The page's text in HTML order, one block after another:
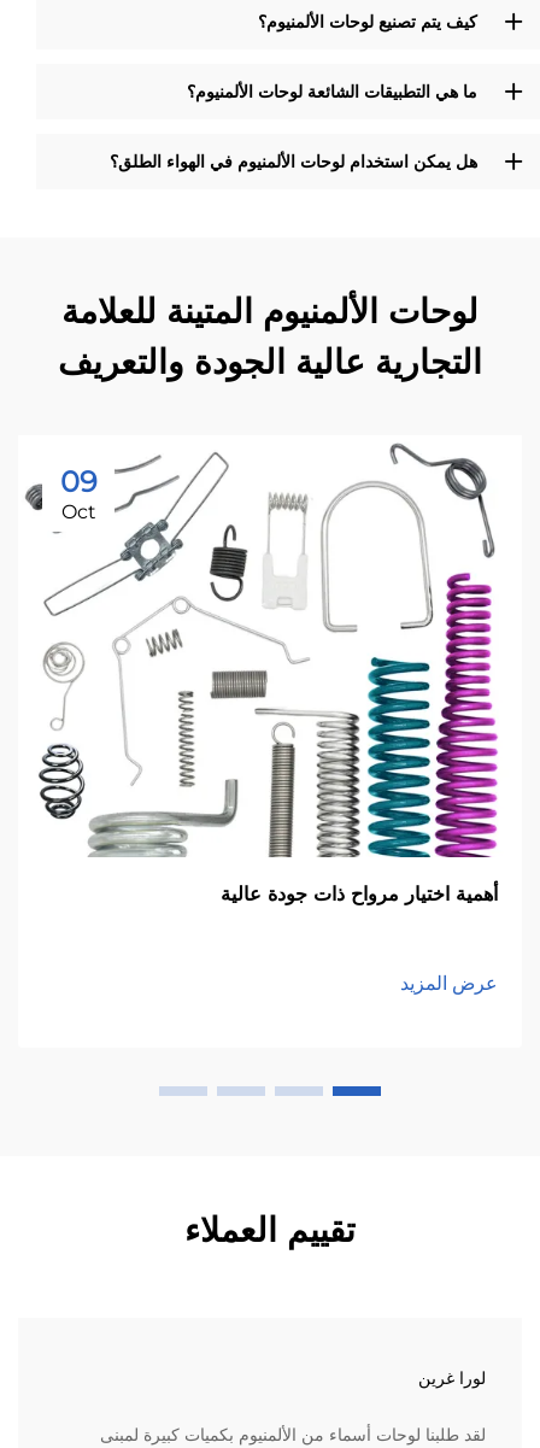
كيف يتم تصنيع لوحات الألمنيوم؟
ما هي التطبيقات الشائعة لوحات الألمنيوم؟
هل يمكن استخدام لوحات الألمنيوم في الهواء الطلق؟
لوحات الألمنيوم المتينة للعلامة
التجارية عالية الجودة والتعريف
09
Oct
أهمية اختيار مرواح ذات جودة عالية
عرض المزيد
تقييم العملاء
لورا غرين
لقد طلبنا لوحات أسماء من الألمنيوم بكميات كبيرة لمبنى